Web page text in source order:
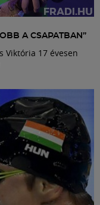
A CSAPATBAN”
Viktória 17 évesen